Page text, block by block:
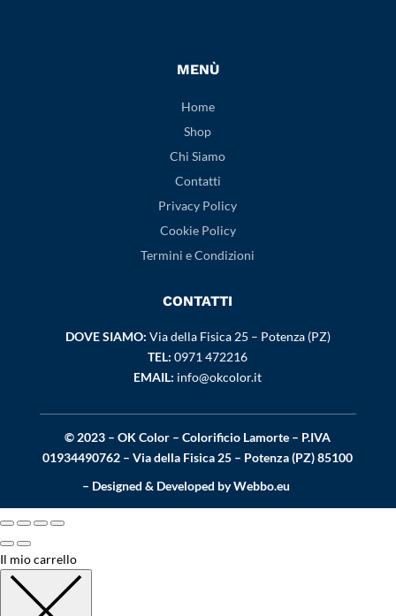
MENÙ
Home
Shop
Chi Siamo
Contatti
Privacy Policy
Cookie Policy
Termini e Condizioni
CONTATTI
DOVE SIAMO: Via della Fisica 25 – Potenza (PZ)
TEL: 0971 472216
EMAIL: info@okcolor.it
© 2023 – OK Color – Colorificio Lamorte – P.IVA
01934490762 – Via della Fisica 25 – Potenza (PZ) 85100
– Designed & Developed byWebbo.eu
Il mio carrello